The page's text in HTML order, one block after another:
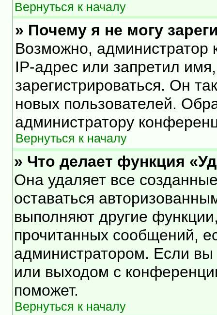
Вернуться к началу
» Почему я не могу
Возможно, администратор
IP-адрес или запретил
зарегистрироваться. Он
новых пользователей.
администратору
Вернуться к началу
» Что делает функция
Она удаляет все
оставаться
выполняют другие
прочитанных сообщений,
администратором. Если
или выходом с
поможет.
Вернуться к началу